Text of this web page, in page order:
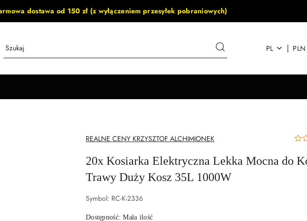
dostawa od 150 zł (z wyłączeniem przesyłek pobraniowych)
PL | PLN
NAZWA
PRODUCENTA:
REALNE CENY KRZYSZTOF ALCHIMIONEK
20x Kosiarka Elektryczna Lekka Mocna do
Trawy Duży Kosz 35L 1000W
Symbol: RC-K-2336
Dostępność:Mała ilość